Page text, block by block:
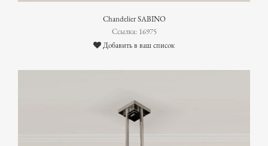
Chandelier SABINO
Ссылка: 16975
Добавить в ваш список